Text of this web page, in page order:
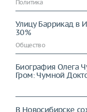
Политика
Улицу Баррикад в
30%
Общество
Биография Олега
Гром: Чумной
В Новосибирске